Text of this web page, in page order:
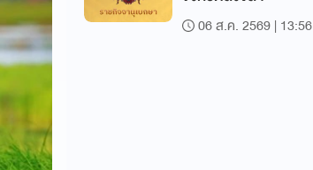
06 ส.ค. 2569 | 13:56